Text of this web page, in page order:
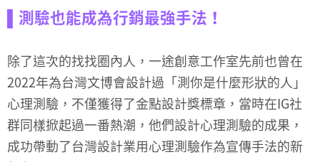
▌測驗也能成為行銷最強手法！
除了這次的找找圈內人，一途創意工作室先前也曾在
2022年為台灣文博會設計過「測你是什麼形狀的人」
心理測驗，不僅獲得了金點設計獎標章，當時在IG社
群同樣掀起過一番熱潮，他們設計心理測驗的成果，
成功帶動了台灣設計業用心理測驗作為宣傳手法的新